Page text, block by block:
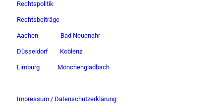
Rechtspolitik
Rechtsbeiträge
Aachen Bad Neuenahr
Düsseldorf Koblenz
Limburg Mönchengladbach
Impressum / Datenschutzerklärung